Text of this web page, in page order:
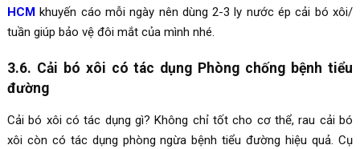
HCMkhuyến cáo mỗi ngày nên dùng 2-3 ly nước ép cải bó xôi/
tuần giúp bảo vệ đôi mắt của mình nhé.
3.6. Cải bó xôi có tác dụng Phòng chống bệnh tiểu
đường
Cải bó xôi có tác dụng gì? Không chỉ tốt cho cơ thể, rau cải bó
xôi còn có tác dụng phòng ngừa bệnh tiểu đường hiệu quả. Cụ